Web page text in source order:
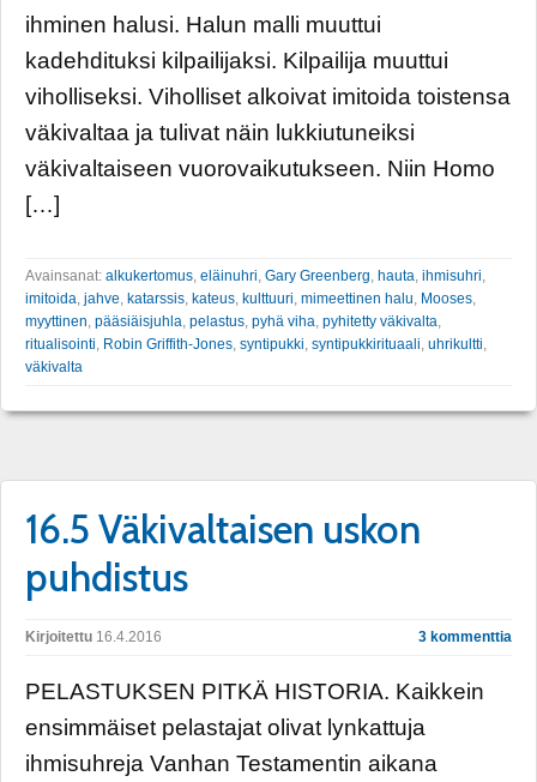
ihminen halusi. Halun malli muuttui
kadehdituksi kilpailijaksi. Kilpailija muuttui
viholliseksi. Viholliset alkoivat imitoida toistensa
väkivaltaa ja tulivat näin lukkiutuneiksi
väkivaltaiseen vuorovaikutukseen. Niin Homo
[…]
Avainsanat: alkukertomus eläinuhri Gary Greenberg hauta ihmisuhri
imitoida jahve katarssis kateus kulttuuri mimeettinen halu Mooses
myyttinen pääsiäisjuhla pelastus pyhä viha pyhitetty väkivalta
ritualisointi Robin Griffith-Jones syntipukki syntipukkirituaali uhrikultti
väkivalta
16.5 Väkivaltaisen uskon
puhdistus
Kirjoitettu 16.4.2016 3 kommenttia
PELASTUKSEN PITKÄ HISTORIA. Kaikkein
ensimmäiset pelastajat olivat lynkattuja
ihmisuhreja Vanhan Testamentin aikana